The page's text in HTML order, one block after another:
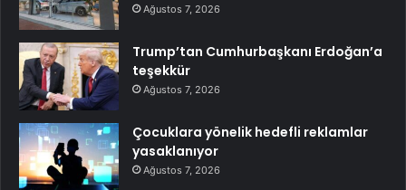
Ağustos 7, 2026
Trump’tan Cumhurbaşkanı Erdoğan’a
teşekkür
Ağustos 7, 2026
Çocuklara yönelik hedefli reklamlar
yasaklanıyor
Ağustos 7, 2026